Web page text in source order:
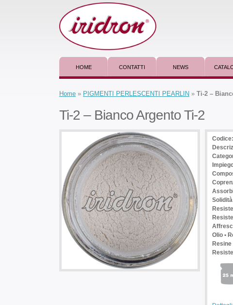
HOME CONTATTI NEWS
Home » PIGMENTI PERLESCENTI PEARLIN » Ti-2 –
Ti-2 – Bianco Argento Ti-2
Codice:
Olio •